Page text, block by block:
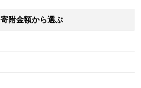
寄附金額から選ぶ